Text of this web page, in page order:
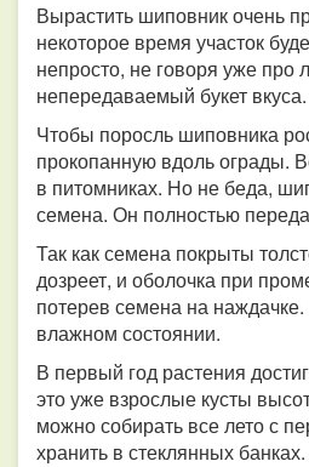
Вырастить шиповник очень
некоторое время участок
непросто, не говоря уже про
непередаваемый букет вкуса.
Чтобы поросль шиповника
прокопанную вдоль ограды.
в питомниках. Но не беда,
семена. Он полностью
Так как семена покрыты
дозреет, и оболочка при
потерев семена на
влажном состоянии.
В первый год растения
это уже взрослые кусты
можно собирать все лето с
хранить в стеклянных банках.